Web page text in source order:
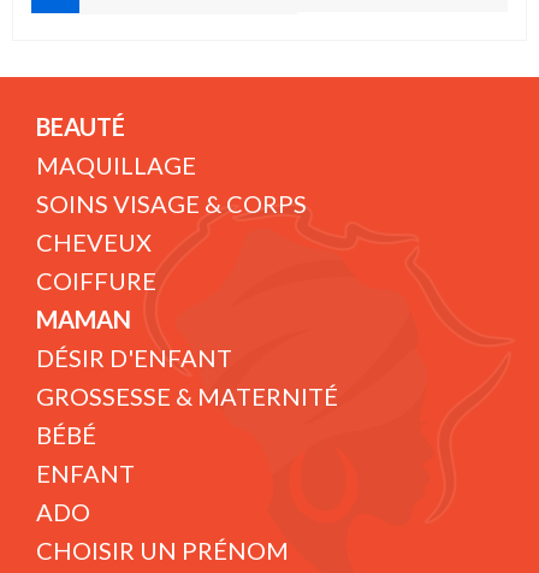
BEAUTÉ
MAQUILLAGE
SOINS VISAGE & CORPS
CHEVEUX
COIFFURE
MAMAN
DÉSIR D'ENFANT
GROSSESSE & MATERNITÉ
BÉBÉ
ENFANT
ADO
CHOISIR UN PRÉNOM